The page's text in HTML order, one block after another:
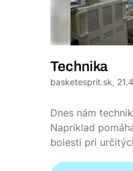
Technika
basketesprit.sk,
Dnes nám
Napríklad
bolesti pri